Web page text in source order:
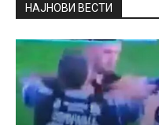
НAЈНОВИ ВЕСТИ